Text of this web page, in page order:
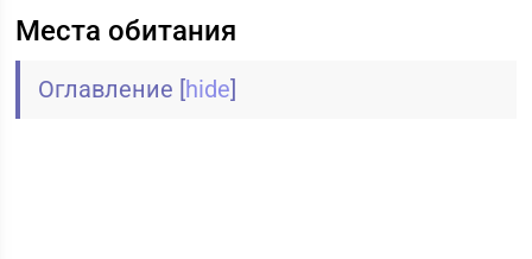
Места обитания
Оглавление [hide]